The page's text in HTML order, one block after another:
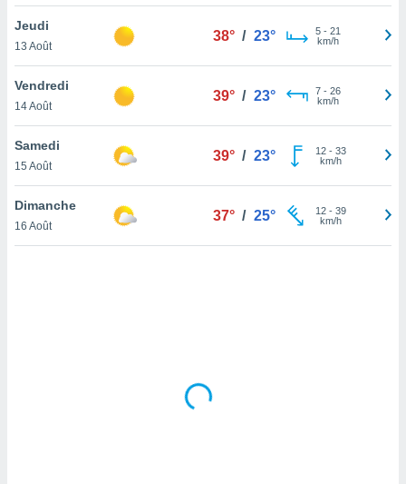
votre
à
en
le
Jeudi
13 Août
38° / 23° 5- 21
km/h
Vendredi
14 Août
39° / 23° 7- 26
km/h
Samedi
15 Août
39° / 23° 12- 33
km/h
Dimanche
16 Août
37° / 25° 12- 39
km/h